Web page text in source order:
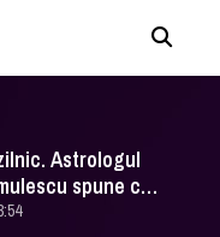
Astrologul
spune ce
astrele